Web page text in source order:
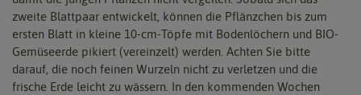
zweite Blattpaar entwickelt, können die Pflänzchen bis zum
ersten Blatt in kleine 10-cm-Töpfe mit Bodenlöchern und BIO-
Gemüseerde pikiert (vereinzelt) werden. Achten Sie bitte
darauf, die noch feinen Wurzeln nicht zu verletzen und die
frische Erde leicht zu wässern. In den kommenden Wochen